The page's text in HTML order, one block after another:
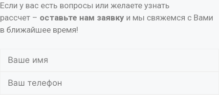
Если у вас есть вопросы или желаете узнать
рассчет – оставьте нам заявку и мы свяжемся с Вами
в ближайшее время!